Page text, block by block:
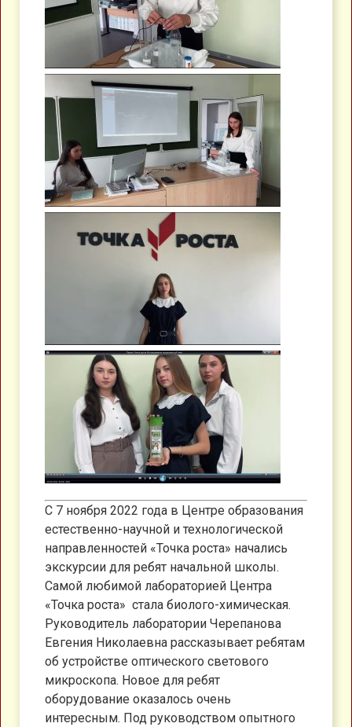
С 7 ноября 2022 года в Центре образования
естественно-научной и технологической
направленностей «Точка роста» начались
экскурсии для ребят начальной школы.
Самой любимой лабораторией Центра
«Точка роста» стала биолого-химическая.
Руководитель лаборатории Черепанова
Евгения Николаевна рассказывает ребятам
об устройстве оптического светового
микроскопа. Новое для ребят
оборудование оказалось очень
интересным. Под руководством опытного